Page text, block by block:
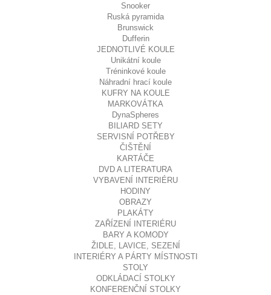
Snooker
Ruská pyramida
Brunswick
Dufferin
JEDNOTLIVÉ KOULE
Unikátní koule
Tréninkové koule
Náhradní hrací koule
KUFRY NA KOULE
MARKOVÁTKA
DynaSpheres
BILIARD SETY
SERVISNÍ POTŘEBY
ČIŠTĚNÍ
KARTÁČE
DVD A LITERATURA
VYBAVENÍ INTERIÉRU
HODINY
OBRAZY
PLAKÁTY
ZAŘÍZENÍ INTERIÉRU
BARY A KOMODY
ŽIDLE, LAVICE, SEZENÍ
INTERIÉRY A PÁRTY MÍSTNOSTI
STOLY
ODKLÁDACÍ STOLKY
KONFERENČNÍ STOLKY